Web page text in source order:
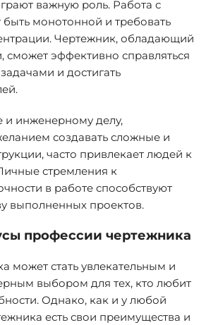
важную роль. Работа с
монотонной и требовать
Чертежник, обладающий
сможет эффективно справляться
и достигать
и инженерному делу,
создавать сложные и
часто привлекает людей к
стремления к
в работе способствуют
выполненных проектов.
профессии чертежника
может стать увлекательным и
выбором для тех, кто любит
Однако, как и у любой
есть свои преимущества и